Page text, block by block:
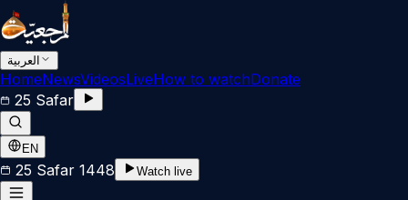
العربية
HomeNewsVideosLiveHow to watchDonate
25 Safar
EN
25 Safar 1448 Watch live